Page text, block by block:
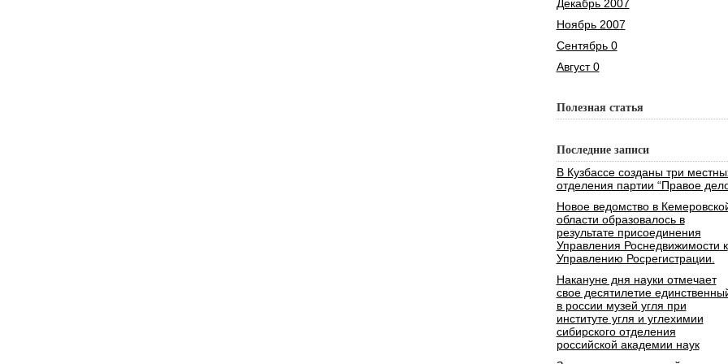
Декабрь 2007
Ноябрь 2007
Сентябрь 0
Август 0
Полезная статья
Последние записи
В Кузбассе созданы три
отделения партии “Правое
Новое ведомство в
области образовалось в
результате присоединения
Управления Роснедвижимости к
Управлению Росрегистрации.
Накануне дня науки отмечает
свое десятилетие
в россии музей угля при
институте угля и углехимии
сибирского отделения
российской академии наук